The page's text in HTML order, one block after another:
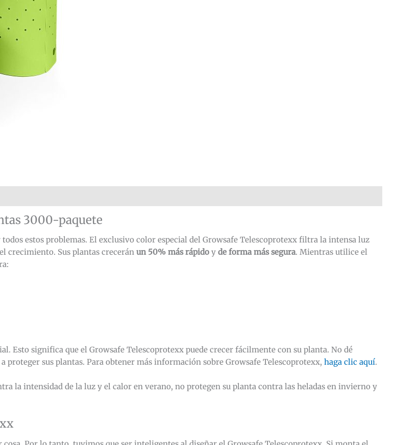
3000-paquete
estos problemas. El exclusivo color especial del Growsafe Telescoprotexx filtra la intensa luz
crecimiento. Sus plantas crecerán un 50% más rápido y de forma más segura. Mientras utilice el
Esto significa que el Growsafe Telescoprotexx puede crecer fácilmente con su planta. No dé
proteger sus plantas. Para obtener más información sobre Growsafe Telescoprotexx, haga clic aquí.
la intensidad de la luz y el calor en verano, no protegen su planta contra las heladas en invierno y